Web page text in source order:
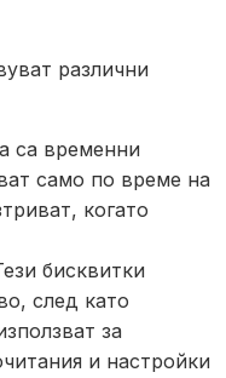
различни
са временни
само по време на
когато
бисквитки
след като
за
и настройки